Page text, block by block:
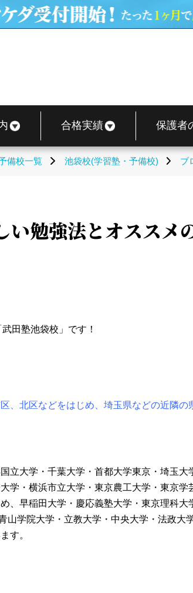
合格実績 保護者
備校一覧 池袋校(学習塾・予備校) ブ
い勉強法とオススメ
田塾池袋校」です！
、北区などをはじめ、埼玉県などの近隣の
立大学・千葉大学・首都大学東京・埼玉大
学・横浜市立大学・東京農工大学・東京学
、早稲田大学・慶応義塾大学・東京理科大
山学院大学・立教大学・中央大学・法政大
す。